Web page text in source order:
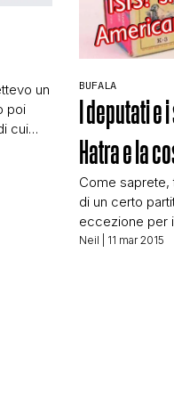
un
poi
cui
BUFALA
I deputati
Hatra e la
Come saprete,
di un certo
eccezione per
– non possono
Neil | 11 mar 2015